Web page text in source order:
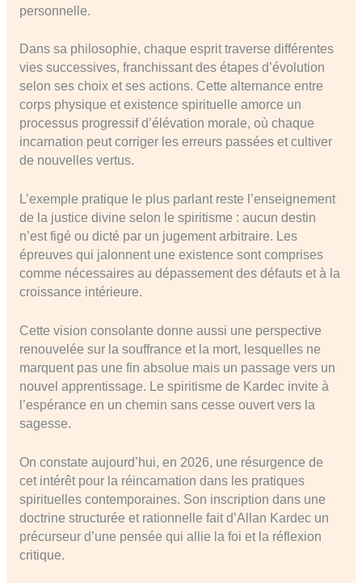
personnelle.
Dans sa philosophie, chaque esprit traverse différentes
vies successives, franchissant des étapes d’évolution
selon ses choix et ses actions. Cette alternance entre
corps physique et existence spirituelle amorce un
processus progressif d’élévation morale, où chaque
incarnation peut corriger les erreurs passées et cultiver
de nouvelles vertus.
L’exemple pratique le plus parlant reste l’enseignement
de la justice divine selon le spiritisme : aucun destin
n’est figé ou dicté par un jugement arbitraire. Les
épreuves qui jalonnent une existence sont comprises
comme nécessaires au dépassement des défauts et à la
croissance intérieure.
Cette vision consolante donne aussi une perspective
renouvelée sur la souffrance et la mort, lesquelles ne
marquent pas une fin absolue mais un passage vers un
nouvel apprentissage. Le spiritisme de Kardec invite à
l’espérance en un chemin sans cesse ouvert vers la
sagesse.
On constate aujourd’hui, en 2026, une résurgence de
cet intérêt pour la réincarnation dans les pratiques
spirituelles contemporaines. Son inscription dans une
doctrine structurée et rationnelle fait d’Allan Kardec un
précurseur d’une pensée qui allie la foi et la réflexion
critique.